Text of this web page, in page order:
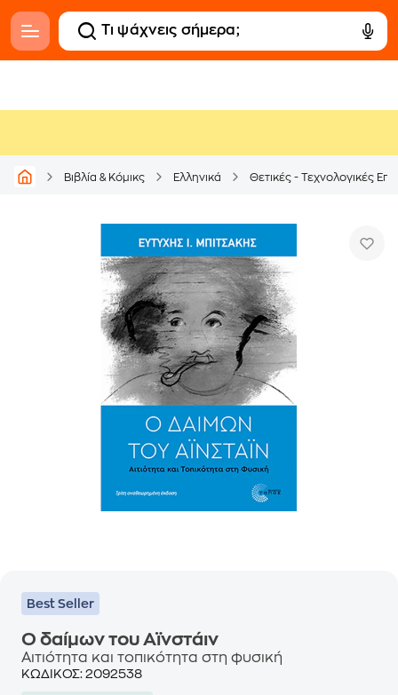
Βιβλία & Κόμικς Ελληνικά Θετικές - Τεχνολογικές
Best Seller
Ο δαίμων του Αϊνστάιν
Αιτιότητα και τοπικότητα στη φυσική
ΚΩΔΙΚΟΣ: 2092538